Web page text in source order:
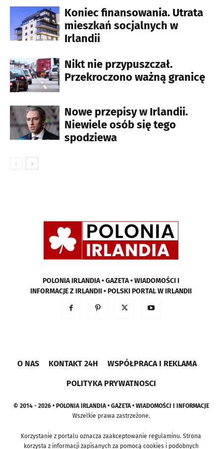
Koniec finansowania. Utrata
mieszkań socjalnych w
Irlandii
Nikt nie przypuszczał.
Przekroczono ważną granicę
Nowe przepisy w Irlandii.
Niewiele osób się tego
spodziewa
POLONIA IRLANDIA • GAZETA • WIADOMOŚCI I
INFORMACJE Z IRLANDII • POLSKI PORTAL W IRLANDII
O NAS KONTAKT 24H WSPÓŁPRACA I REKLAMA
POLITYKA PRYWATNOSCI
© 2014 - 2026 • POLONIA IRLANDIA • GAZETA • WIADOMOŚCI I INFORMACJE
Wszelkie prawa zastrzeżone.
Korzystanie z portalu oznacza zaakceptowanie regulaminu. Strona
korzysta z informacji zapisanych za pomocą cookies i podobnych